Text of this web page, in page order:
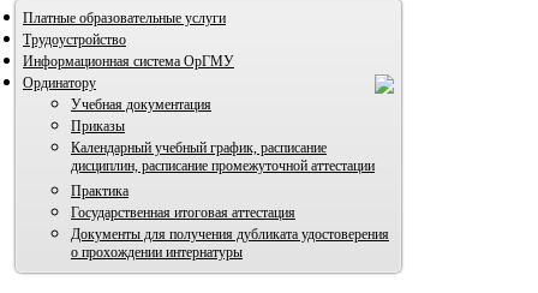
Платные образовательные услуги
Трудоустройство
Информационная система ОрГМУ
Ординатору
Учебная документация
Приказы
Календарный учебный график, расписание
дисциплин, расписание промежуточной аттестации
Практика
Государственная итоговая аттестация
Документы для получения дубликата удостоверения
о прохождении интернатуры